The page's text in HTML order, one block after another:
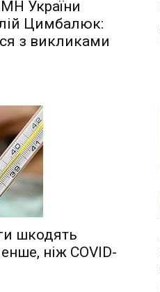
України
Цимбалюк:
з викликами
шкодять
ніж COVID-